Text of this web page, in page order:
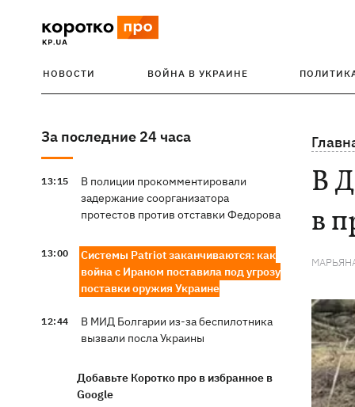
НОВОСТИ ВОЙНА В УКРАИНЕ
За последние 24 часа
13:15
В полиции прокомментировали
задержание соорганизатора
протестов против отставки Федорова
13:00
Системы Patriot заканчиваются: как
война с Ираном поставила под угрозу
поставки оружия Украине
12:44
В МИД Болгарии из-за беспилотника
вызвали посла Украины
Добавьте Коротко про в избранное в
Google
В
в